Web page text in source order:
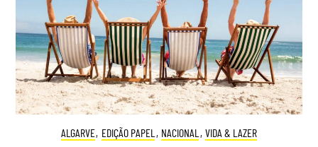
ALGARVE, EDIÇÃO PAPEL , NACIONAL , VIDA & LAZER